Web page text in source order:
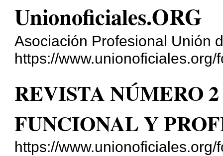
Unionoficiales.ORG
Asociación Profesional Unión
https://www.unionoficiales.org/
REVISTA NÚMERO
FUNCIONAL Y
https://